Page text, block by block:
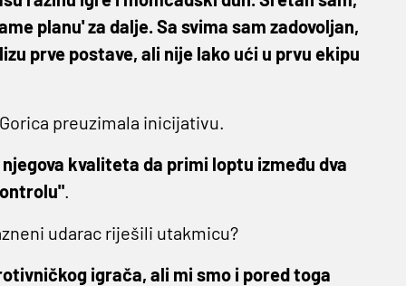
planu' za dalje. Sa svima sam zadovoljan,
prve postave, ali nije lako ući u prvu ekipu
preuzimala inicijativu.
kvaliteta da primi loptu između dva
.
udarac riješili utakmicu?
igrača, ali mi smo i pored toga